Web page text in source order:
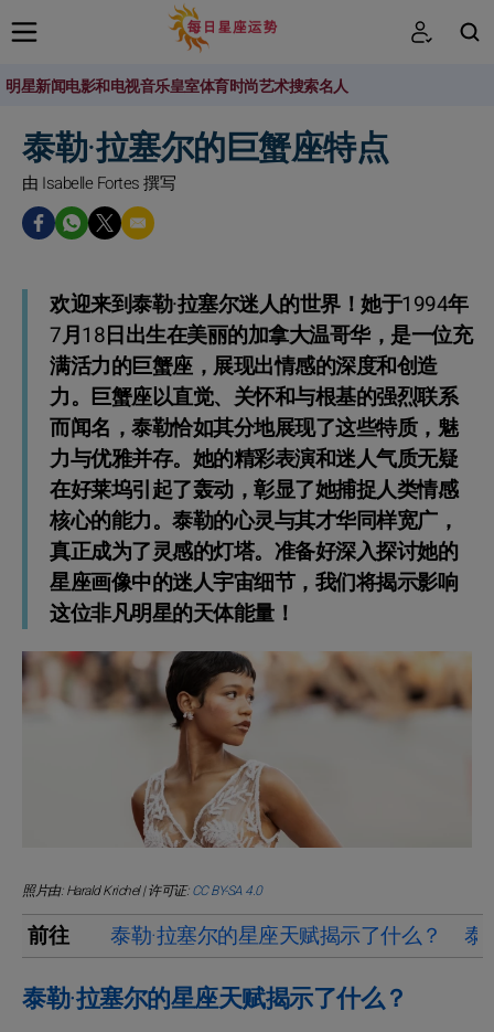
明星新闻电影和电视音乐皇室体育时尚艺术搜索名人
搜索
泰勒·拉塞尔的巨蟹座特点
由 Isabelle Fortes 撰写
欢迎来到泰勒·拉塞尔迷人的世界！她于1994年
7月18日出生在美丽的加拿大温哥华，是一位充
满活力的巨蟹座，展现出情感的深度和创造
力。巨蟹座以直觉、关怀和与根基的强烈联系
而闻名，泰勒恰如其分地展现了这些特质，魅
力与优雅并存。她的精彩表演和迷人气质无疑
在好莱坞引起了轰动，彰显了她捕捉人类情感
核心的能力。泰勒的心灵与其才华同样宽广，
真正成为了灵感的灯塔。准备好深入探讨她的
星座画像中的迷人宇宙细节，我们将揭示影响
这位非凡明星的天体能量！
照片由: Harald Krichel | 许可证:CC BY-SA 4.0
前往 泰勒·拉塞尔的星座天赋揭示了什么？ 泰
泰勒·拉塞尔的星座天赋揭示了什么？